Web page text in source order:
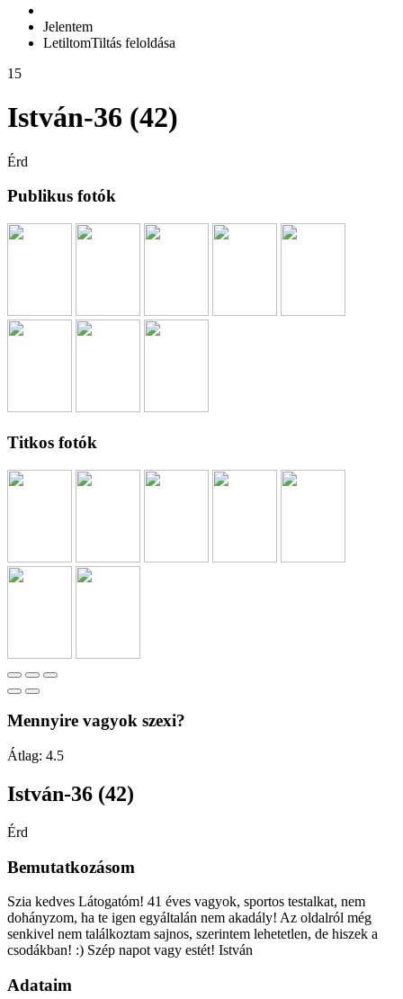
Jelentem
LetiltomTiltás feloldása
15
István-36 (42)
Érd
Publikus fotók
Titkos fotók
Mennyire vagyok szexi?
Átlag: 4.5
István-36 (42)
Érd
Bemutatkozásom
Szia kedves Látogatóm! 41 éves vagyok, sportos testalkat, nem
dohányzom, ha te igen egyáltalán nem akadály! Az oldalról még
senkivel nem találkoztam sajnos, szerintem lehetetlen, de hiszek a
csodákban! :) Szép napot vagy estét! István
Adataim